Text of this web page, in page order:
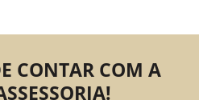
CONTAR COM A